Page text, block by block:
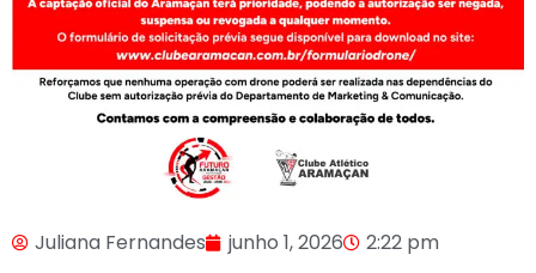
Juliana Fernandes junho 1, 2026 2:22 pm